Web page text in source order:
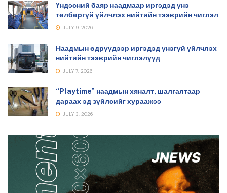
Үндэсний баяр наадмаар иргэдэд үнэ
төлбөргүй үйлчлэх нийтийн тээврийн чиглэл
JULY 9, 2026
Наадмын өдрүүдээр иргэдэд үнэгүй үйлчлэх
нийтийн тээврийн чиглэлүүд
JULY 7, 2026
“Playtime” наадмын хяналт, шалгалтаар
дараах эд зүйлсийг хураажээ
JULY 3, 2026